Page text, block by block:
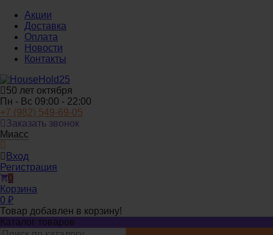
Акции
Доставка
Оплата
Новости
Контакты
50 лет октября
Пн - Вс 09:00 - 22:00
+7 (982) 549-69-05
Заказать звонок
Миасс
Вход
Регистрация
0
Корзина
0 ₽
Товар добавлен в корзину!
Каталог товаров